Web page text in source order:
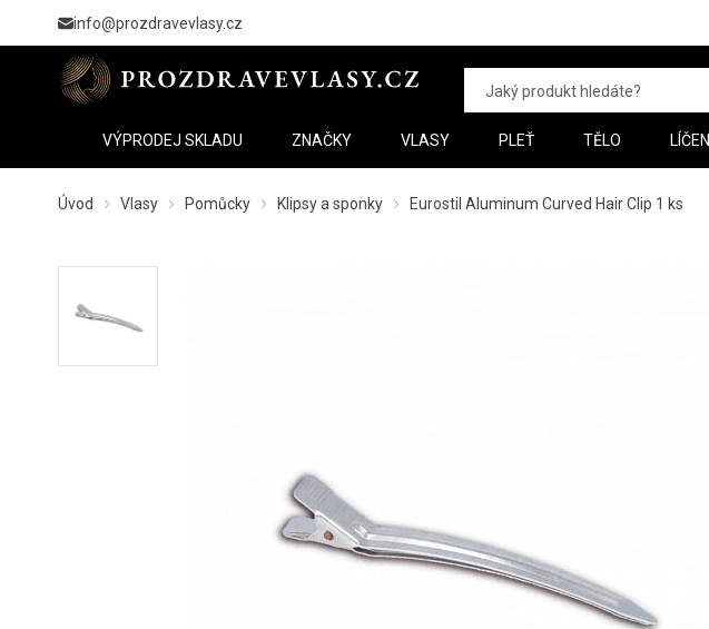
info@prozdravevlasy.cz
VÝPRODEJ SKLADU ZNAČKY VLASY PLEŤ TĚLO LÍČENÍ
Úvod Vlasy Pomůcky Klipsy a sponky Eurostil Aluminum Curved Hair Clip 1 ks